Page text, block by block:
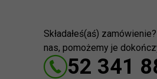
Składałeś(aś)
nas, pomożemy je
52 341